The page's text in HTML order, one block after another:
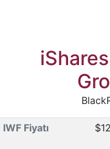
IWF Fiyatı